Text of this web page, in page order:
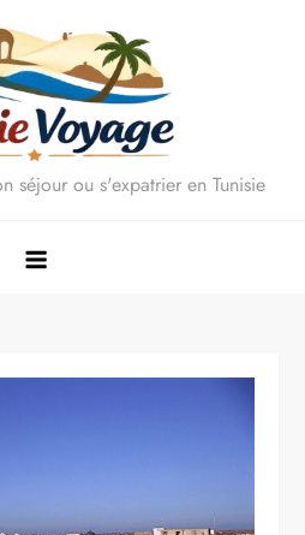
séjour ou s'expatrier en Tunisie